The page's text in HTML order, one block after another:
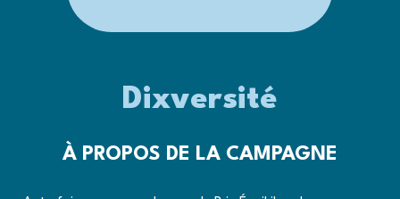
Dixversité
À PROPOS DE LA CAMPAGNE